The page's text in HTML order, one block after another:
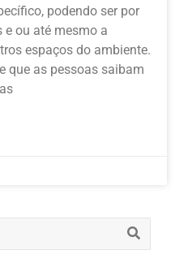
podendo ser por
ou até mesmo a
espaços do ambiente.
que as pessoas saibam